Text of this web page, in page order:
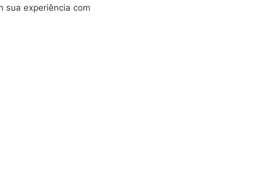
sua experiência com